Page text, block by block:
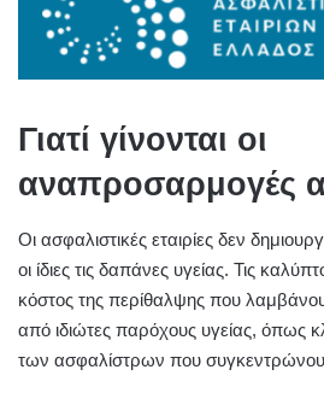
Γιατί γίνονται οι
αναπροσαρμογές
Οι ασφαλιστικές εταιρίες δεν
οι ίδιες τις δαπάνες υγείας. Τις
κόστος της περίθαλψης που
από ιδιώτες παρόχους υγείας, όπως
των ασφαλίστρων που